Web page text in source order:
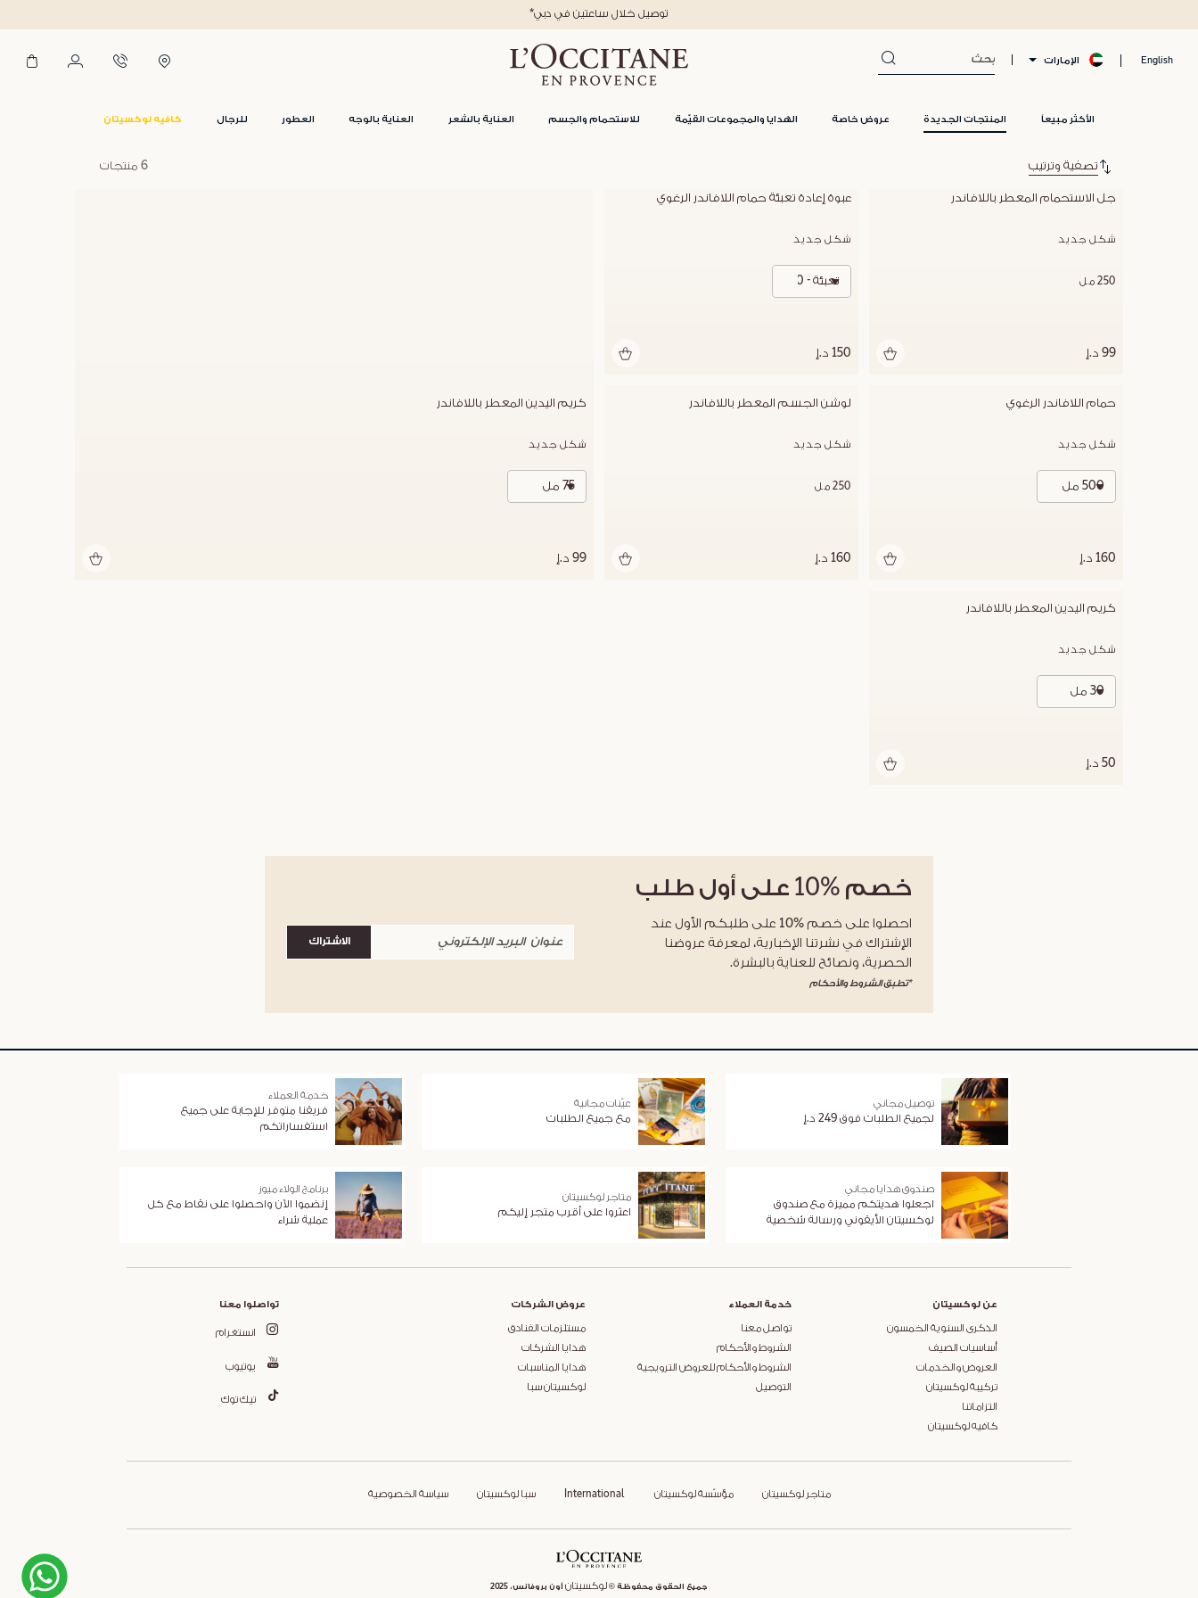
English الإمارات
الأكثر مبيعاً المنتجات الجديدة عروض خاصة الهدايا والمجموعات القيّمة للاستحمام والجسم العناية بالشعر العناية بالوجه العطور للرجال كافيه لوكسيتان
*توصيل خلال ساعتين في دبي
تصفية وترتيب 6 منتجات
جل الاستحمام المعطر باللافاندر
شكل جديد
250 مل
99 د.إ
عبوة إعادة تعبئة حمام اللافاندر الرغوي
شكل جديد
تعبئة - 500 مل
150 د.إ
حمام اللافاندر الرغوي
شكل جديد
500 مل
160 د.إ
لوشن الجسم المعطر باللافاندر
شكل جديد
250 مل
160 د.إ
كريم اليدين المعطر باللافاندر
شكل جديد
75 مل
99 د.إ
كريم اليدين المعطر باللافاندر
شكل جديد
30 مل
50 د.إ
خصم %10 على أول طلب
احصلوا على خصم %10 على طلبكم الأول عند
الإشتراك في نشرتنا الإخبارية، لمعرفة عروضنا
الحصرية، ونصائح للعناية بالبشرة.
*تطبق الشروط والأحكام
الاشتراك
توصيل مجاني
لجميع الطلبات فوق 249 د.إ
عيّنات مجانية
مع جميع الطلبات
خدمة العملاء
فريقنا متوفر للإجابة على جميع
استفساراتكم
صندوق هدايا مجاني
اجعلوا هديتكم مميزة مع صندوق
لوكسيتان الأيقوني ورسالة شخصية
متاجر لوكسيتان
اعثروا على أقرب متجر إليكم
برنامج الولاء ميوز
إنضموا الآن واحصلوا على نقاط مع كل
عملية شراء
عن لوكسيتان
الذكرى السنوية الخمسون
أساسيات الصيف
العروض والخدمات
تركيبة لوكسيتان
التزاماتنا
كافيه لوكسيتان
خدمة العملاء
تواصل معنا
الشروط والأحكام
الشروط والأحكام للعروض الترويجية
التوصيل
عروض الشركات
مستلزمات الفنادق
هدايا الشركات
هدايا المناسبات
لوكسيتان سبا
تواصلوا معنا
انستغرام
يوتيوب
تيك توك
متاجر لوكسيتان مؤسّسة لوكسيتان International سبا لوكسيتان سياسة الخصوصية
جميع الحقوق محفوظة © لوكسيتان أون بروفانس، 2025